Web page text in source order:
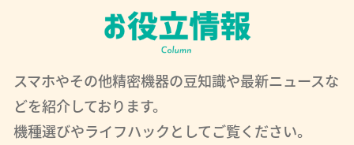
スマホやその他精密機器の豆知識や最新ニュースな
どを紹介しております。
機種選びやライフハックとしてご覧ください。